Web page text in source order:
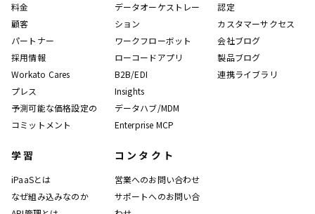
料金
顧客
パートナー
採用情報
Workato Cares
プレス
予測可能な価格設定の
コミットメント
データオーケストレー
ション
ワークフローボット
ローコードアプリ
B2B/EDI
Insights
データハブ/MDM
Enterprise MCP
認定
カスタマーサクセス
会社ブログ
製品ブログ
連携ライブラリ
学習
iPaaSとは
なぜ組み込みなのか
コンタクト
営業へのお問い合わせ
サポートへのお問い合